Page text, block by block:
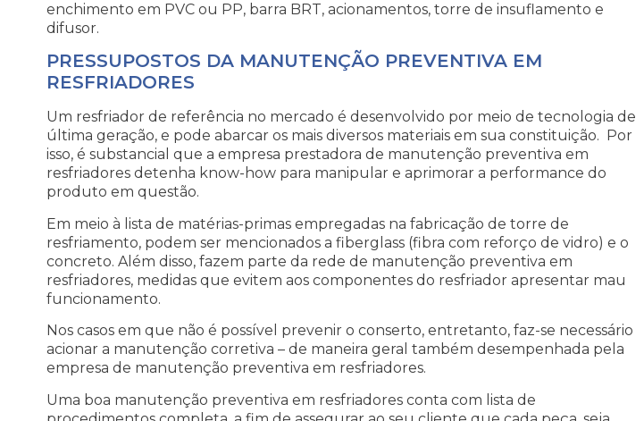
enchimento em PVC ou PP, barra BRT, acionamentos, torre de insuflamento e
difusor.
PRESSUPOSTOS DA MANUTENÇÃO PREVENTIVA EM
RESFRIADORES
Um resfriador de referência no mercado é desenvolvido por meio de tecnologia de
última geração, e pode abarcar os mais diversos materiais em sua constituição. Por
isso, é substancial que a empresa prestadora de manutenção preventiva em
resfriadores detenha know-how para manipular e aprimorar a performance do
produto em questão.
Em meio à lista de matérias-primas empregadas na fabricação de torre de
resfriamento, podem ser mencionados a fiberglass (fibra com reforço de vidro) e o
concreto. Além disso, fazem parte da rede de manutenção preventiva em
resfriadores, medidas que evitem aos componentes do resfriador apresentar mau
funcionamento.
Nos casos em que não é possível prevenir o conserto, entretanto, faz-se necessário
acionar a manutenção corretiva – de maneira geral também desempenhada pela
empresa de manutenção preventiva em resfriadores.
Uma boa manutenção preventiva em resfriadores conta com lista de